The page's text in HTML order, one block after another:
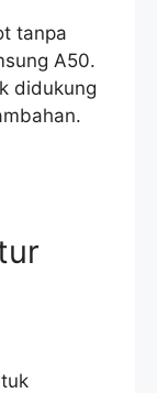
tanpa
A50.
didukung